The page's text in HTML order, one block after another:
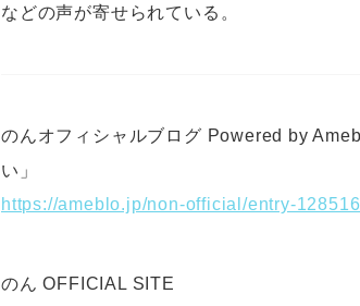
などの声が寄せられている。
のんオフィシャルブログ Powered by
い」
https://ameblo.jp/non-official/entry-
のん OFFICIAL SITE